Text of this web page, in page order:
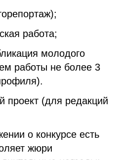
работа;
молодого
работы не более 3
(для редакций
о конкурсе есть
жюри